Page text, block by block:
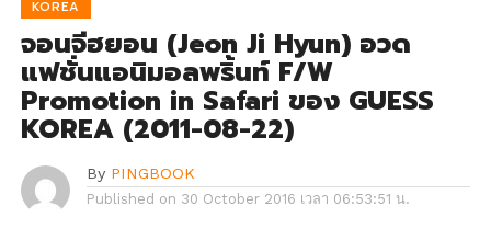
KOREA
จอนจีฮยอน (Jeon Ji Hyun) อวด
แฟชั่นแอนิมอลพริ้นท์ F/W
Promotion in Safari ของ GUESS
KOREA (2011-08-22)
By PINGBOOK
Published on 30 October 2016 เวลา 06:53:51 น.